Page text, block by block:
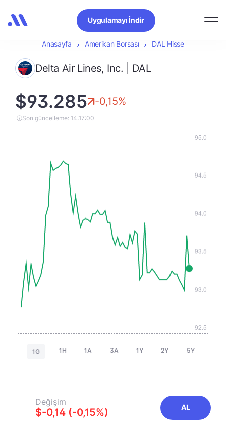
Uygulamayı İndir
Anasayfa Amerikan Borsası DAL Hisse
Delta Air Lines, Inc. | DAL
$93.285 -0,15%
Son güncelleme: 14:17:00
1G 1H 1A 3A 1Y 2Y 5Y
Değişim
$-0,14 (-0,15%) AL